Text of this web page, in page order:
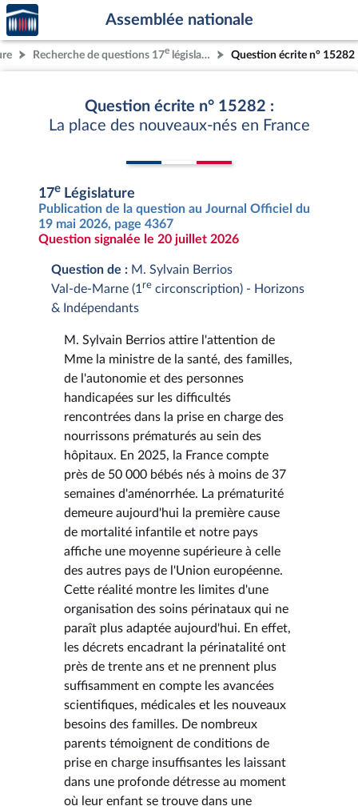
Aller au contenu
Aller en bas de la page
Accèder
à la
page
d'accueil
Assemblée nationale
Recherche de questions 17e législature Question écrite n° 15282
Question écrite n° 15282 :
La place des nouveaux-nés en France
17e Législature
Publication de la question au Journal Officiel du
19 mai 2026, page 4367
Question signalée le 20 juillet 2026
Question de : M. Sylvain Berrios
Val-de-Marne (1 re circonscription) - Horizons
& Indépendants
M. Sylvain Berrios attire l'attention de
Mme la ministre de la santé, des familles,
de l'autonomie et des personnes
handicapées sur les difficultés
rencontrées dans la prise en charge des
nourrissons prématurés au sein des
hôpitaux. En 2025, la France compte
près de 50 000 bébés nés à moins de 37
semaines d'aménorrhée. La prématurité
demeure aujourd'hui la première cause
de mortalité infantile et notre pays
affiche une moyenne supérieure à celle
des autres pays de l'Union européenne.
Cette réalité montre les limites d'une
organisation des soins périnataux qui ne
paraît plus adaptée aujourd'hui. En effet,
les décrets encadrant la périnatalité ont
près de trente ans et ne prennent plus
suffisamment en compte les avancées
scientifiques, médicales et les nouveaux
besoins des familles. De nombreux
parents témoignent de conditions de
prise en charge insuffisantes les laissant
dans une profonde détresse au moment
où leur enfant se trouve dans une